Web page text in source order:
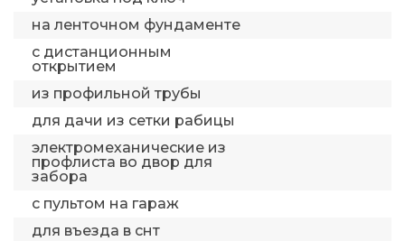
на ленточном фундаменте
с дистанционным
открытием
из профильной трубы
для дачи из сетки рабицы
электромеханические из
профлиста во двор для
забора
с пультом на гараж
для въезда в снт